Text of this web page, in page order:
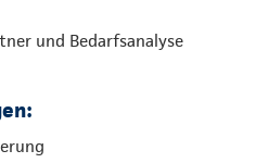
und Bedarfsanalyse